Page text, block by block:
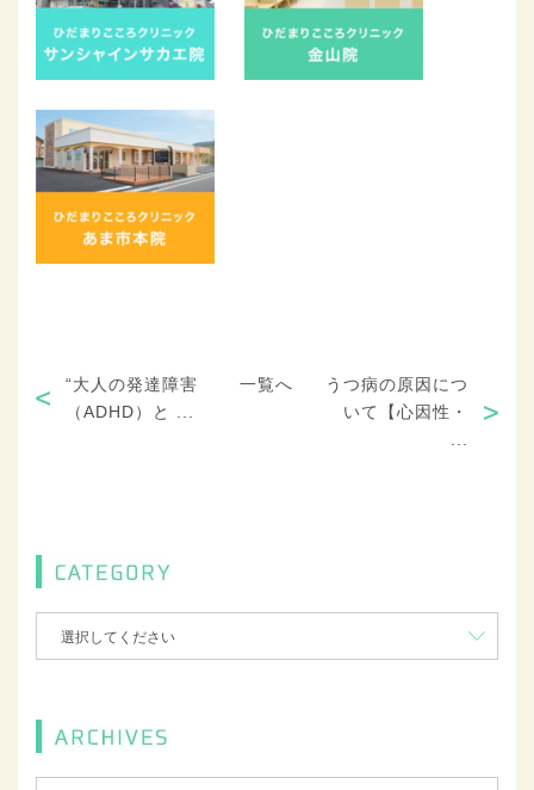
“大人の発達障害
（ADHD）と ...
一覧へ
うつ病の原因につ
いて【心因性・